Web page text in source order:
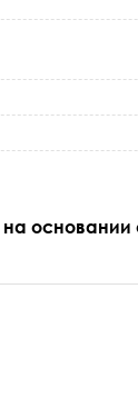
основании